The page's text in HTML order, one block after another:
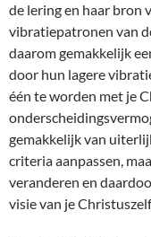
de lering en haar bron
vibratiepatronen van
daarom gemakkelijk
door hun lagere
één te worden met je
gemakkelijk van
criteria aanpassen,
veranderen en
visie van je